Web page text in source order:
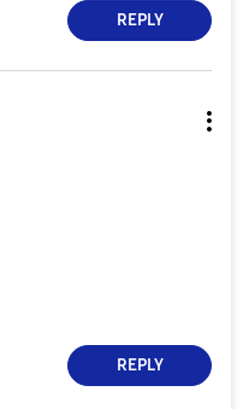
REPLY
REPLY